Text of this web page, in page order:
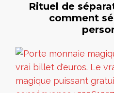
Rituel de
comment